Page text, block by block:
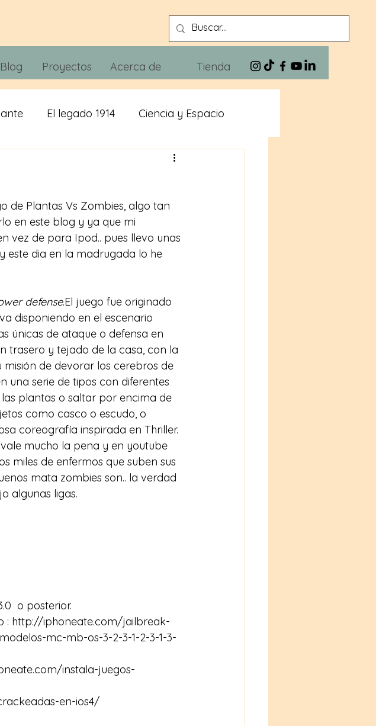
Blog Proyectos Acerca de Tienda
El legado 1914 Ciencia y Espacio
Xivra The Blues
Misticismo
de Plantas Vs Zombies, algo tan
en este blog y ya que mi
vez de para Ipod.. pues llevo unas
este dia en la madrugada lo he
defense.El juego fue originado
disponiendo en el escenario
únicas de ataque o defensa en
trasero y tejado de la casa, con la
misión de devorar los cerebros de
una serie de tipos con diferentes
plantas o saltar por encima de
como casco o escudo, o
coreografía inspirada en Thriller.
mucho la pena y en youtube
miles de enfermos que suben sus
mata zombies son.. la verdad
algunas ligas.
o posterior.
: http://iphoneate.com/jailbreak-
mc-mb-os-3-2-3-1-2-3-1-3-
instala-juegos-
en-ios4/